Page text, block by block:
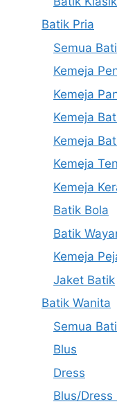
Batik Pria
Semua
Kemeja
Kemeja
Kemeja
Kemeja
Kemeja
Kemeja
Batik Bola
Batik
Kemeja
Jaket Batik
Batik Wanita
Semua
Blus
Dress
Blus/Dress